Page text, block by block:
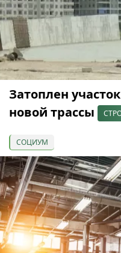
Затоплен
новой трассы
СОЦИУМ